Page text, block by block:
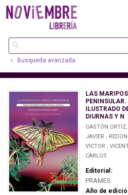
Busqueda avanzada
LAS
ILUSTRADO
DIURNAS Y N
GASTÓN
JAVIER ;
VICTOR ;
CARLOS
Editorial:
PRAMES
Año de